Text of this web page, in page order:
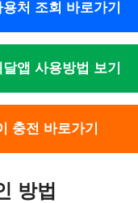
처 조회 바로가기
앱 사용방법 보기
충전 바로가기
방법